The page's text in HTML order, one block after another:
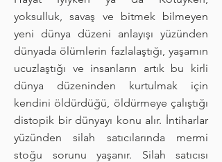
yoksulluk, savaş ve bitmek bilmeyen
yeni dünya düzeni anlayışı yüzünden
dünyada ölümlerin fazlalaştığı, yaşamın
ucuzlaştığı ve insanların artık bu kirli
dünya düzeninden kurtulmak için
kendini öldürdüğü, öldürmeye çalıştığı
distopik bir dünyayı konu alır. İntiharlar
yüzünden silah satıcılarında mermi
stoğu sorunu yaşanır. Silah satıcısı